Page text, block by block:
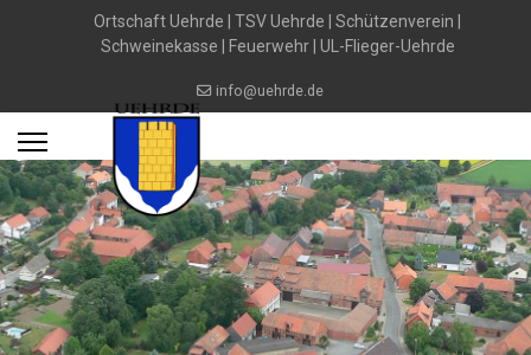
Ortschaft Uehrde TSV Uehrde Schützenverein
Schweinekasse
Feuerwehr| UL-Flieger-Uehrde
info@uehrde.de